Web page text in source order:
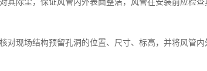
其除尘，保证风管内外表面整洁，风管在安装前应检
对现场结构预留孔洞的位置、尺寸、标高，并将风管